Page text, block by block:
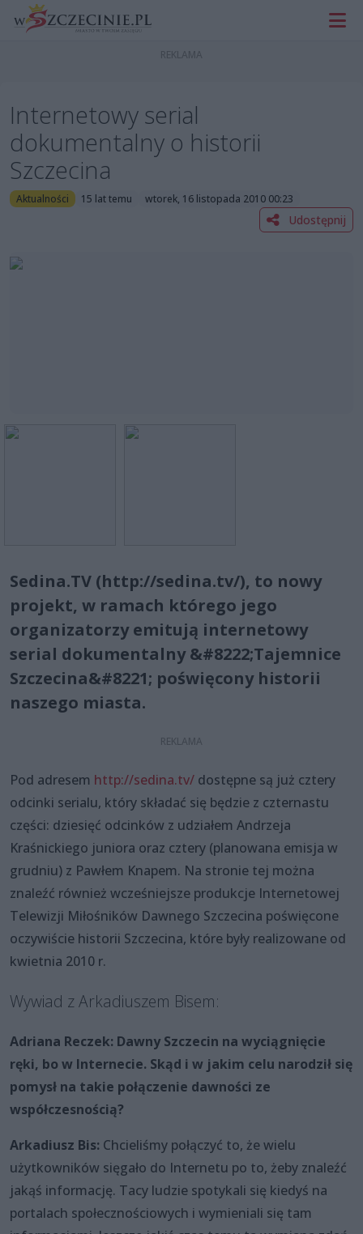
Internetowy serial
dokumentalny o historii
Szczecina
Aktualności 15 lat temu wtorek, 16 listopada 2010 00:23
Udostępnij
Sedina.TV (http://sedina.tv/), to nowy
projekt, w ramach którego jego
organizatorzy emitują internetowy
serial dokumentalny &#8222;Tajemnice
Szczecina&#8221; poświęcony historii
naszego miasta.
Pod adresem http://sedina.tv/ dostępne są już cztery
odcinki serialu, który składać się będzie z czternastu
części: dziesięć odcinków z udziałem Andrzeja
Kraśnickiego juniora oraz cztery (planowana emisja w
grudniu) z Pawłem Knapem. Na stronie tej można
znaleźć również wcześniejsze produkcje Internetowej
Telewizji Miłośników Dawnego Szczecina poświęcone
oczywiście historii Szczecina, które były realizowane od
kwietnia 2010 r.
Wywiad z Arkadiuszem Bisem:
Adriana Reczek: Dawny Szczecin na wyciągnięcie
ręki, bo w Internecie. Skąd i w jakim celu narodził się
pomysł na takie połączenie dawności ze
współczesnością?
Arkadiusz Bis: Chcieliśmy połączyć to, że wielu
użytkowników sięgało do Internetu po to, żeby znaleźć
jakąś informację. Tacy ludzie spotykali się kiedyś na
portalach społecznościowych i wymieniali się tam